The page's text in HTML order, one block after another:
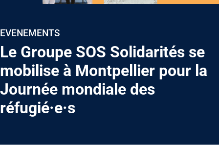
EVENEMENTS
Le Groupe SOS Solidarités se
mobilise à Montpellier pour la
Journée mondiale des
réfugié·e·s